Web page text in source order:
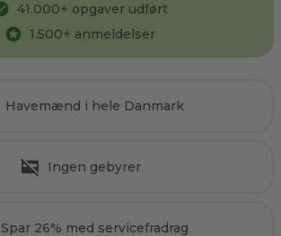
41.000+ opgaver udført
1.500+ anmeldelser
Havemænd i hele Danmark
Ingen gebyrer
Spar 26% med servicefradrag